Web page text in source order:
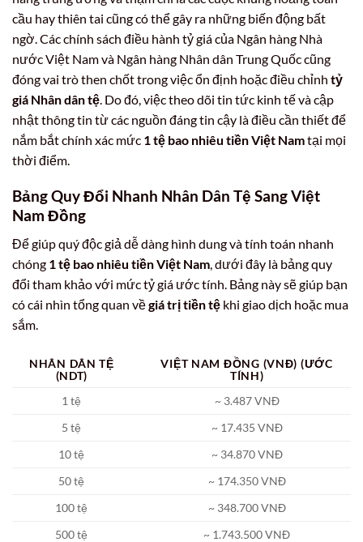
cầu hay thiên tai cũng có thể gây ra những biến động bất
ngờ. Các chính sách điều hành tỷ giá của Ngân hàng Nhà
nước Việt Nam và Ngân hàng Nhân dân Trung Quốc cũng
đóng vai trò then chốt trong việc ổn định hoặc điều chỉnh tỷ
giá Nhân dân tệ . Do đó, việc theo dõi tin tức kinh tế và cập
nhật thông tin từ các nguồn đáng tin cậy là điều cần thiết để
nắm bắt chính xác mức 1 tệ bao nhiêu tiền Việt Namtại mọi
thời điểm.
Bảng Quy Đổi Nhanh Nhân Dân Tệ SangViệt
Nam Đồng
Để giúp quý độc giả dễ dàng hình dung và tính toán nhanh
chóng 1 tệ bao nhiêu tiền Việt Nam, dưới đây là bảng quy
đổi tham khảo với mức tỷ giá ước tính. Bảng này sẽ giúp bạn
có cái nhìn tổng quan vềgiá trị tiền tệ khi giao dịch hoặc mua
sắm.
NHÂN DÂN TỆ
(NDT)
VIỆT NAM ĐỒNG (VNĐ) (ƯỚC
TÍNH)
1 tệ
~ 3.487 VNĐ
5 tệ
~ 17.435 VNĐ
10 tệ
~ 34.870 VNĐ
50 tệ
~ 174.350 VNĐ
100 tệ
~ 348.700 VNĐ
500 tệ
~ 1.743.500 VNĐ